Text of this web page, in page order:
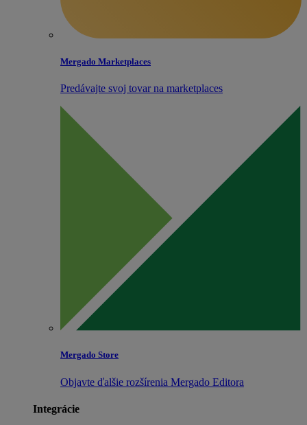
Mergado Marketplaces
Predávajte svoj tovar na marketplaces
Mergado Store
Objavte ďalšie rozšírenia Mergado Editora
Integrácie